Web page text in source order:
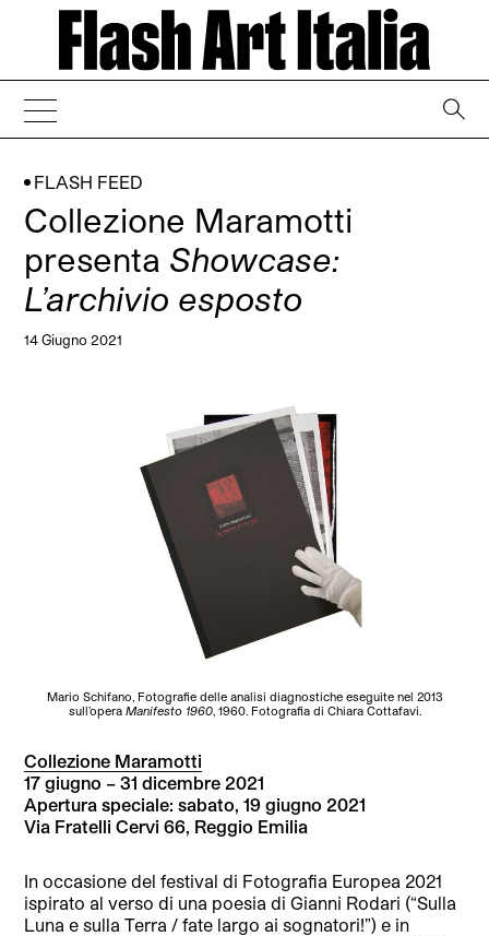
FLASH FEED
Collezione Maramotti
presenta Showcase:
L’archivio esposto
14 Giugno 2021
Mario Schifano, Fotografie delle analisi diagnostiche eseguite nel 2013
sull’opera Manifesto 1960, 1960. Fotografia di Chiara Cottafavi.
Collezione Maramotti
17 giugno – 31 dicembre 2021
Apertura speciale: sabato, 19 giugno 2021
Via Fratelli Cervi 66, Reggio Emilia
In occasione del festival di Fotografia Europea 2021
ispirato al verso di una poesia di Gianni Rodari (“Sulla
Luna e sulla Terra / fate largo ai sognatori!”) e in